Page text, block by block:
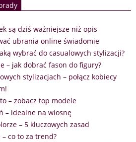
są dziś ważniejsze niż opis
ubrania online świadomie
wybrać do casualowych stylizacji?
– jak dobrać fason do figury?
stylizacjach – połącz kobiecy
– zobacz top modele
– idealne na wiosnę
– 5 kluczowych zasad
co to za trend?